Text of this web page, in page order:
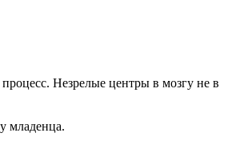
Незрелые центры в мозгу не в
младенца.